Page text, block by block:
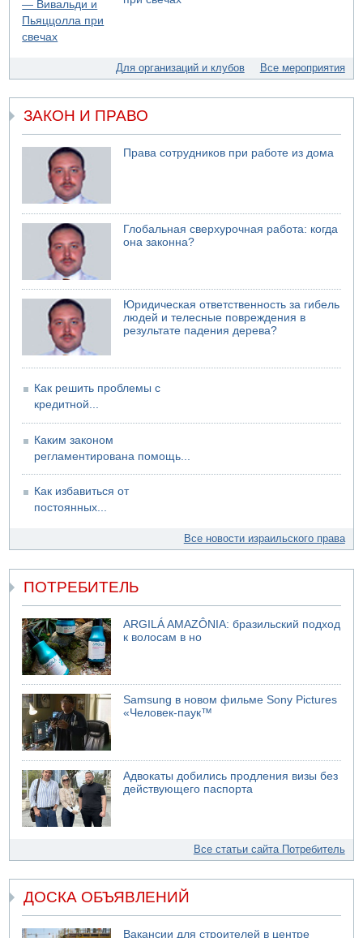
Министр обороны ушел с заседания кабинета на
свадьбу
07.08.2026 11:05
Саудовская Аравия опасается нападения хуситов и
07.08.2026 08:29
07.08.2026 08:29
Стрельба в школе Таиланда
07.08.2026 06:47
Недалеко от Бейт-Шемеша погиб велосипедист
07.08.2026 06:24
Саудовская Аравия сообщает о нападении хуситов
Для организаций и клубов Все мероприятия
ЗАКОН И ПРАВО
Права сотрудников при работе из дома
Глобальная сверхурочная работа: когда
она законна?
Юридическая ответственность за гибель
людей и телесные повреждения в
результате падения дерева?
Как решить проблемы с
кредитной...
Каким законом
регламентирована помощь...
Как избавиться от
постоянных...
Все новости израильского права
ПОТРЕБИТЕЛЬ
ARGILÁ AMAZÔNIA: бразильский подход
к волосам в но
Samsung в новом фильме Sony Pictures
«Человек-паук™
Адвокаты добились продления визы без
действующего паспорта
Все статьи сайта Потребитель
ДОСКА ОБЪЯВЛЕНИЙ
Вакансии для строителей в центре